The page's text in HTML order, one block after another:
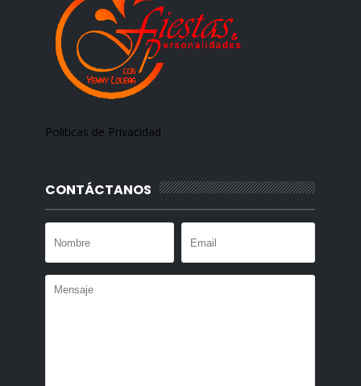
Políticas de Privacidad
CONTÁCTANOS